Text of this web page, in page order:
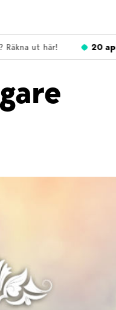
ut här! 20 april